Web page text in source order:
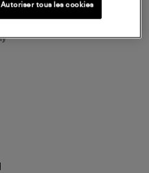
Autoriser tous les cookies